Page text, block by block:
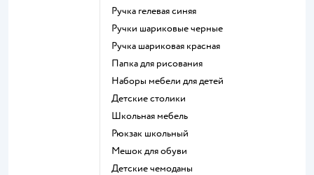
Ручка гелевая синяя
Ручки шариковые черные
Ручка шариковая красная
Папка для рисования
Наборы мебели для детей
Детские столики
Школьная мебель
Рюкзак школьный
Мешок для обуви
Детские чемоданы